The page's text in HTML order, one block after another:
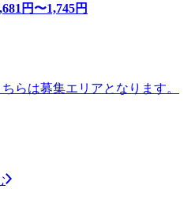
円〜1,745円
らは募集エリアとなります。